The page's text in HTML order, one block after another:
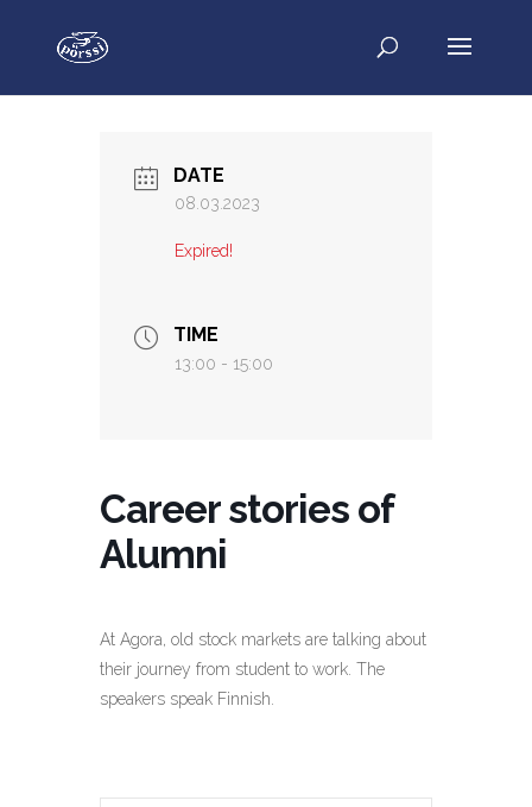
DATE
08.03.2023
Expired!
TIME
13:00 - 15:00
Career stories of
Alumni
At Agora, old stock markets are talking about
their journey from student to work. The
speakers speak Finnish.